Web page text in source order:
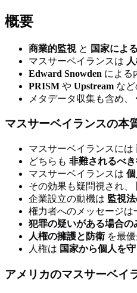
概要
商業的監視と 国家によ
マスサーベイランスは
Edward Snowden による
PRISM や Upstream な
メタデータ収集も含め、
マスサーベイランスの本
マスサーベイランスには
どちらも 非難されるべ
マスサーベイランスは
その効果も疑問視され、
企業設立の動機は 監視
権力者へのメッセージは
犯罪の疑いがある場合
人権の擁護と防衛を最優
人権は 国家から個人を
アメリカのマスサーベイ